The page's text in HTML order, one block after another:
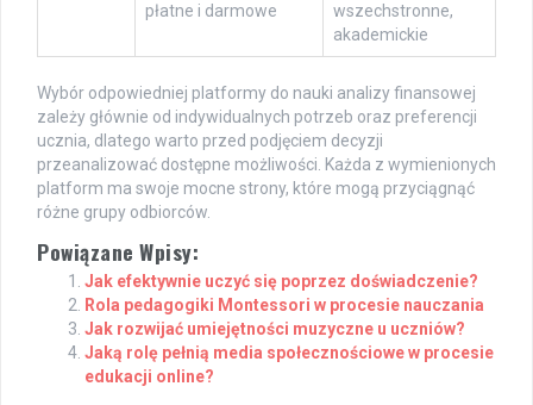
płatne i darmowe
wszechstronne,
akademickie
Wybór odpowiedniej platformy do nauki analizy finansowej
zależy głównie od indywidualnych potrzeb oraz preferencji
ucznia, dlatego warto przed podjęciem decyzji
przeanalizować dostępne możliwości. Każda z wymienionych
platform ma swoje mocne strony, które mogą przyciągnąć
różne grupy odbiorców.
Powiązane Wpisy:
Jak efektywnie uczyć się poprzez doświadczenie?
Rola pedagogiki Montessori w procesie nauczania
Jak rozwijać umiejętności muzyczne u uczniów?
Jaką rolę pełnią media społecznościowe w procesie
edukacji online?